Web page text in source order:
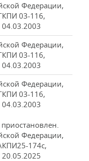
Федерации,
03-116,
04.03.2003
Федерации,
03-116,
04.03.2003
Федерации,
03-116,
04.03.2003
Федерации,
174с,
20.05.2025